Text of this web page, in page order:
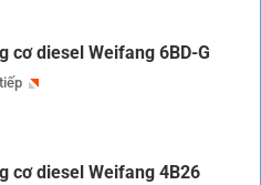
cơ diesel Weifang 6BD-G
cơ diesel Weifang 4B26